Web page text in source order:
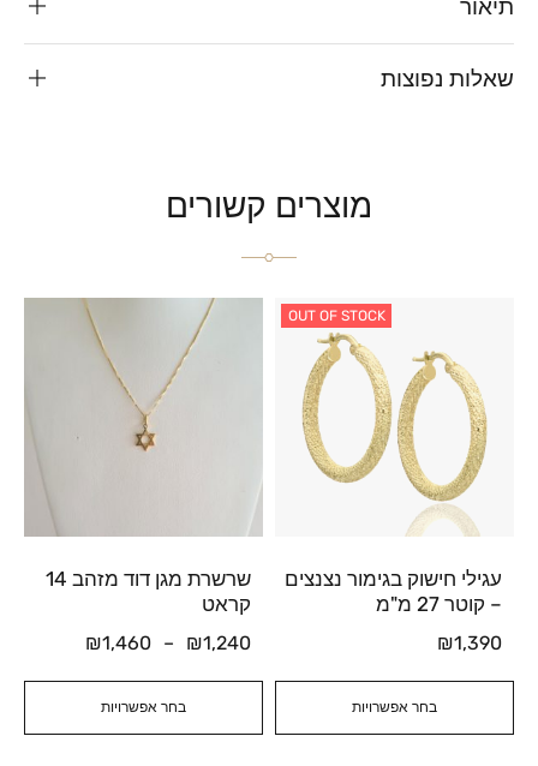
תיאור
שאלות נפוצות
מוצרים קשורים
OUT OF STOCK
בחר אפשרויות
עגילי חישוק בגימור נצנצים
– קוטר 27 מ"מ
₪1,390
בחר אפשרויות
שרשרת מגן דוד מזהב 14
קראט
₪1,240
–
₪1,460